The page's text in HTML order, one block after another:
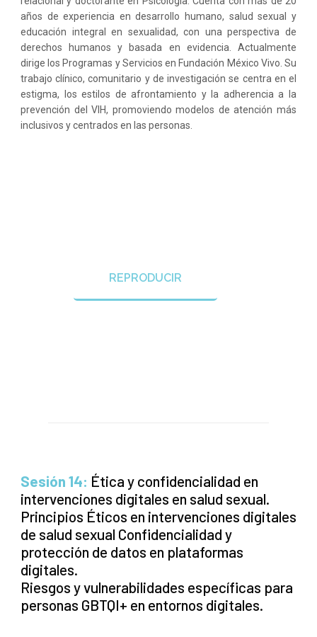
años de experiencia en desarrollo humano, salud sexual y
educación integral en sexualidad, con una perspectiva de
derechos humanos y basada en evidencia. Actualmente
dirige los Programas y Servicios en Fundación México Vivo. Su
trabajo clínico, comunitario y de investigación se centra en el
estigma, los estilos de afrontamiento y la adherencia a la
prevención del VIH, promoviendo modelos de atención más
inclusivos y centrados en las personas.
REPRODUCIR
Sesión 14: Ética y confidencialidad en
intervenciones digitales en salud sexual.
Principios Éticos en intervenciones digitales
de salud sexual Confidencialidad y
protección de datos en plataformas
digitales.
Riesgos y vulnerabilidades específicas para
personas GBTQI+ en entornos digitales.